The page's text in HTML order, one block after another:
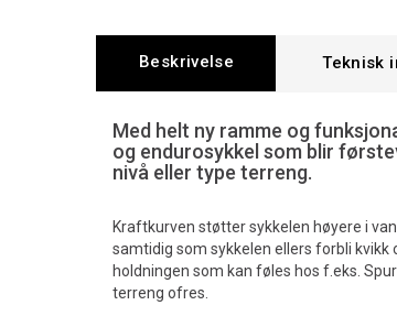
Beskrivelse Teknisk
Med helt ny ramme og
og endurosykkel som blir
nivå eller type terreng.
Kraftkurven støtter sykkelen høyere i
samtidig som sykkelen ellers forbli kvikk
holdningen som kan føles hos f.eks.
terreng ofres.